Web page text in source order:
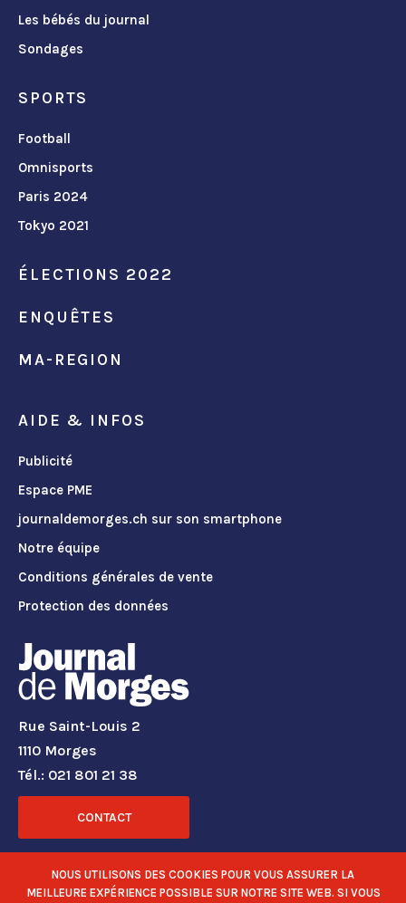
Les bébés du journal
Sondages
SPORTS
Football
Omnisports
Paris 2024
Tokyo 2021
ÉLECTIONS 2022
ENQUÊTES
MA-REGION
AIDE & INFOS
Publicité
Espace PME
journaldemorges.ch sur son smartphone
Notre équipe
Conditions générales de vente
Protection des données
Rue Saint-Louis 2
1110 Morges
Tél.: 021 801 21 38
CONTACT
RÉSEAUX SOCIAUX
NOUS UTILISONS DES COOKIES POUR VOUS ASSURER LA
MEILLEURE EXPÉRIENCE POSSIBLE SUR NOTRE SITE WEB. SI VOUS